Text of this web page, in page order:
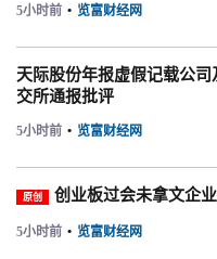
5小时前 • 览富财经网
天际股份年报虚假记载公
交所通报批评
5小时前 • 览富财经网
原创 创业板过会未拿文企
5小时前 • 览富财经网